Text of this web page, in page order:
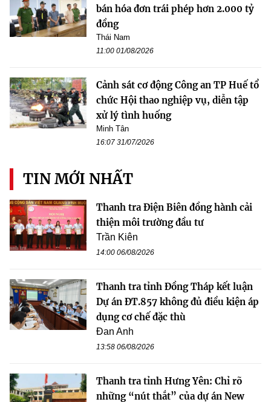
bán hóa đơn trái phép hơn 2.000 tỷ
đồng
Thái Nam
11:00 01/08/2026
Cảnh sát cơ động Công an TP Huế tổ
chức Hội thao nghiệp vụ, diễn tập
xử lý tình huống
Minh Tân
16:07 31/07/2026
TIN MỚI NHẤT
Thanh tra Điện Biên đồng hành cải
thiện môi trường đầu tư
Trần Kiên
14:00 06/08/2026
Thanh tra tỉnh Đồng Tháp kết luận
Dự án ĐT.857 không đủ điều kiện áp
dụng cơ chế đặc thù
Đan Anh
13:58 06/08/2026
Thanh tra tỉnh Hưng Yên: Chỉ rõ
những “nút thắt” của dự án New